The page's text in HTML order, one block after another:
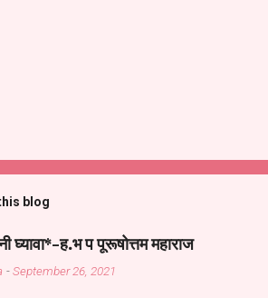
blog
ह.भ प पूरूषोत्तम महाराज
-September 26, 2021